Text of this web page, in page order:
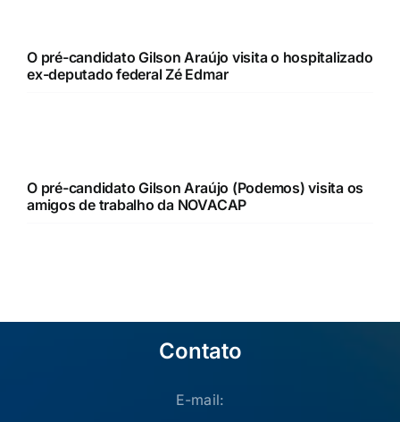
O pré-candidato Gilson Araújo visita o hospitalizado
ex-deputado federal Zé Edmar
O pré-candidato Gilson Araújo (Podemos) visita os
amigos de trabalho da NOVACAP
Contato
E-mail: